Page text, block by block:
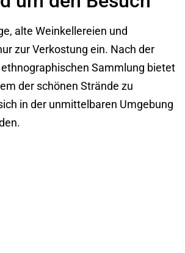
alte Weinkellereien und
zur Verkostung ein. Nach der
Sammlung bietet
der schönen Strände zu
in der unmittelbaren Umgebung